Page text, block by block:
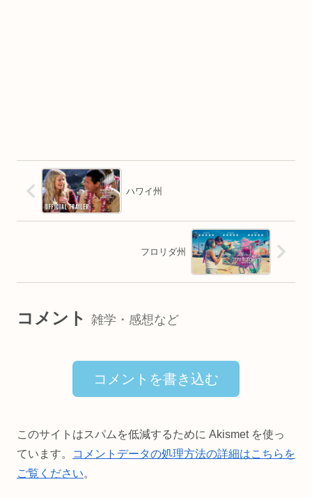
ハワイ州
フロリダ州
コメント 雑学・感想など
コメントを書き込む
このサイトはスパムを低減するために Akismet を使っ
ています。
コメントデータの処理方法の詳細はこちらを
ご覧ください。